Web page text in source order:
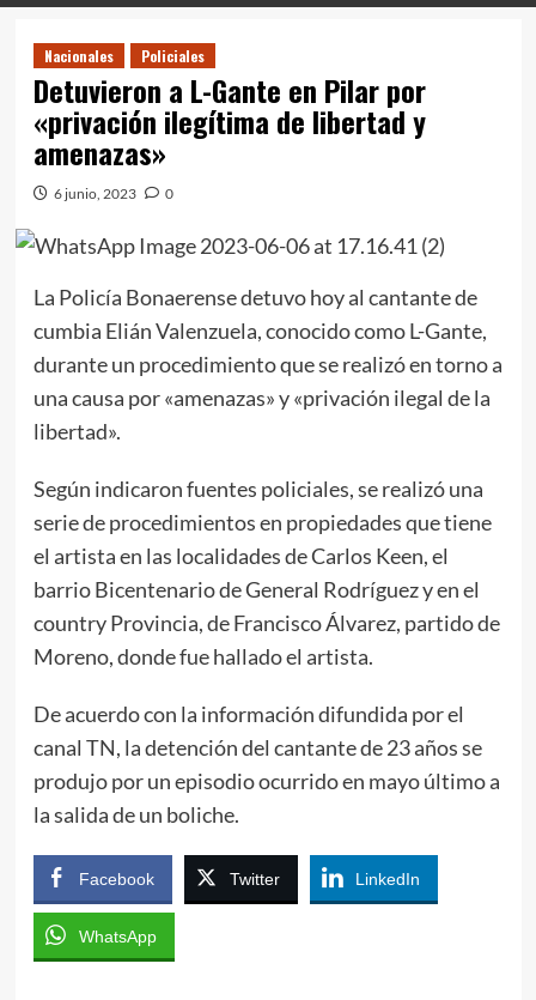
Nacionales Policiales
Detuvieron a L-Gante en Pilar por
«privación ilegítima de libertad y
amenazas»
6 junio, 2023 0
La Policía Bonaerense detuvo hoy al cantante de
cumbia Elián Valenzuela, conocido como L-Gante,
durante un procedimiento que se realizó en torno a
una causa por «amenazas» y «privación ilegal de la
libertad».
Según indicaron fuentes policiales, se realizó una
serie de procedimientos en propiedades que tiene
el artista en las localidades de Carlos Keen, el
barrio Bicentenario de General Rodríguez y en el
country Provincia, de Francisco Álvarez, partido de
Moreno, donde fue hallado el artista.
De acuerdo con la información difundida por el
canal TN, la detención del cantante de 23 años se
produjo por un episodio ocurrido en mayo último a
la salida de un boliche.
Facebook Twitter LinkedIn
WhatsApp